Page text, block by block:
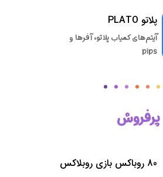
پلاتو PLATO
آیتم‌های کمیاب پلاتو، آفرها و
pips
پرفروش
80 روباکس بازی روبلاکس